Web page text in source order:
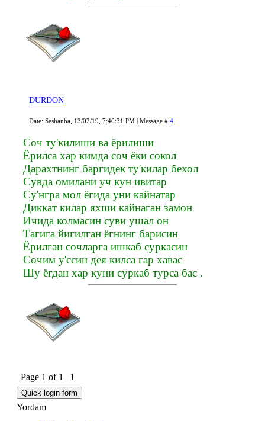
DURDON
Date: Seshanba, 13/02/19, 7:40:31 PM | Message # 4
Соч ту'килиши ва ёрилиши
Ёрилса хар кимда соч ёки сокол
Дарахтнинг баргидек ту'килар бехол
Сувда омилани уч кун ивитар
Су'нгра мол ёгида уни кайнатар
Диккат килар яхши кайнаган замон
Ичида колмасин суви ушал он
Тагига йигилган ёгнинг барисин
Ёрилган сочларга ишкаб суркасин
Сочим у'ссин дея килса гар хавас
Шу ёгдан хар куни суркаб турса бас .
Page 1 of 1 1
Yordam